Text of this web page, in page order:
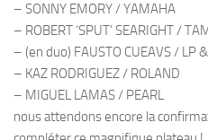
– SONNY EMORY / YAMAHA
– ROBERT ‘SPUT’ SEARIGHT /
– (en duo) FAUSTO CUEAVS / LP
– KAZ RODRIGUEZ / ROLAND
– MIGUEL LAMAS / PEARL
nous attendons encore la